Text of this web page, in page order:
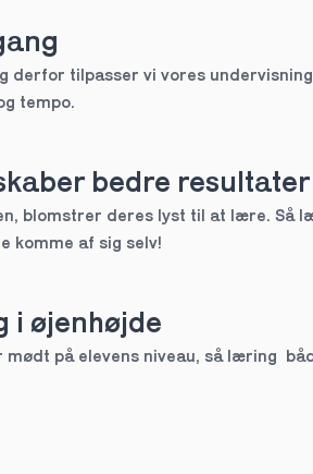
Ved ikke
Næste
9 for at finde den rette tutor
derfor tilpasser vi vores
tempo.
bedre resultater
blomstrer deres lyst til at lære. Så
komme af sig selv!
i øjenhøjde
mødt på elevens niveau, så læring